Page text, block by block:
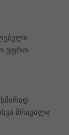
უფრო
მრავალი